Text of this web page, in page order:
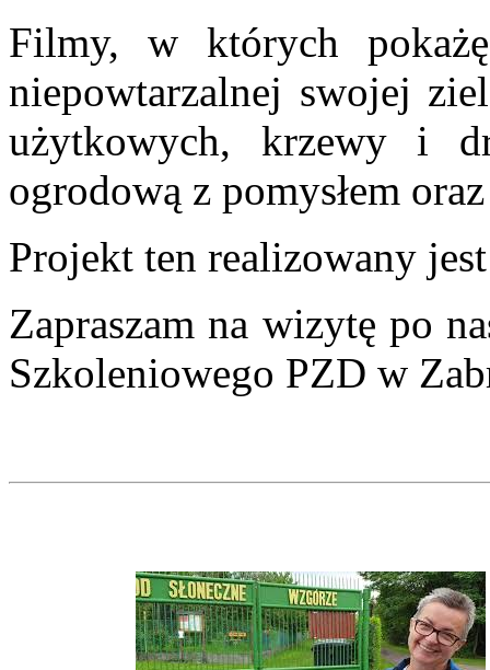
Filmy, w których
niepowtarzalnej swojej
użytkowych, krzewy i
ogrodową z pomysłem
Projekt ten realizowany
Zapraszam na wizytę po
Szkoleniowego PZD w